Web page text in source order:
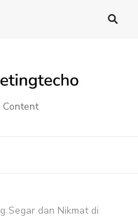
Content
Segar dan Nikmat di